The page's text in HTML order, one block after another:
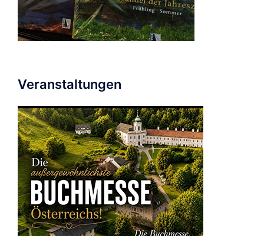
Veranstaltungen